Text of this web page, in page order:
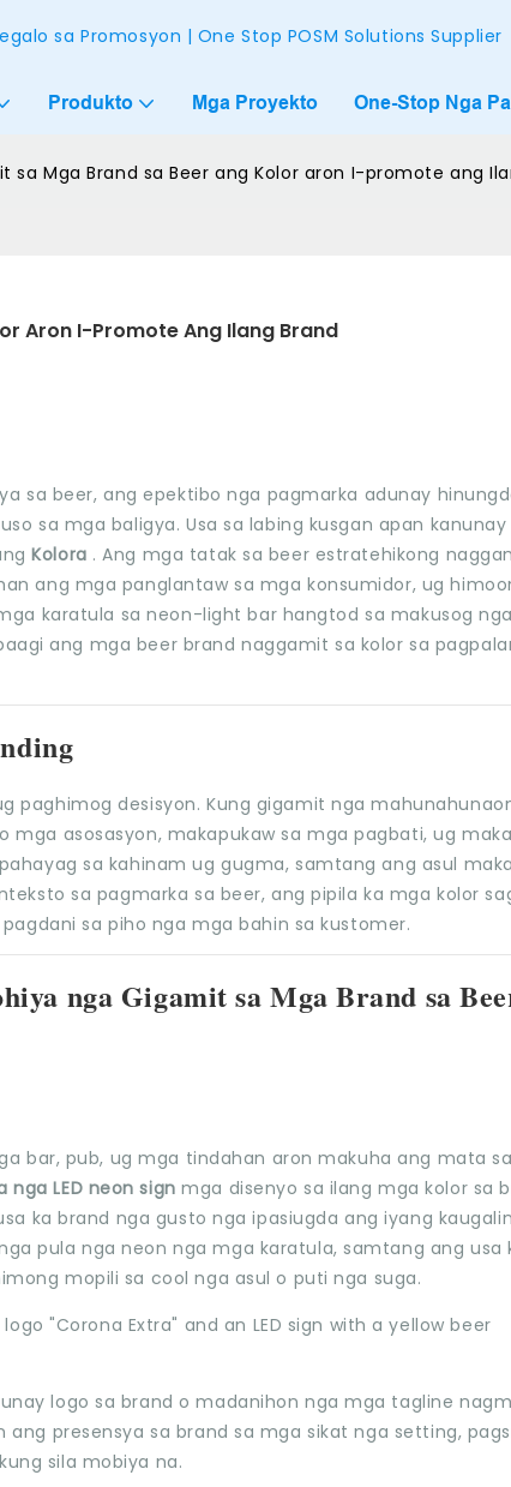
sa Promosyon | One Stop POSM Solutions Supplier
Produkto Mga Proyekto One-Stop Nga
sa Mga Brand sa Beer ang Kolor aron I-promote ang
Aron I-Promote Ang Ilang Brand
sa beer, ang epektibo nga pagmarka adunay
sa mga baligya. Usa sa labing kusgan apan kanunay
Kolora . Ang mga tatak sa beer estratehikong
ang mga panglantaw sa mga konsumidor, ug
karatula sa neon-light bar hangtod sa makusog
ang mga beer brand naggamit sa kolor sa
paghimog desisyon. Kung gigamit nga
asosasyon, makapukaw sa mga pagbati, ug
sa kahinam ug gugma, samtang ang asul
sa pagmarka sa beer, ang pipila ka mga kolor
sa piho nga mga bahin sa kustomer.
nga Gigamit sa Mga Brand sa
bar, pub, ug mga tindahan aron makuha ang mata
nga LED neon signmga disenyo sa ilang mga kolor sa
ka brand nga gusto nga ipasiugda ang iyang
pula nga neon nga mga karatula, samtang ang usa
mopili sa cool nga asul o puti nga suga.
logo sa brand o madanihon nga mga tagline
presensya sa brand sa mga sikat nga setting,
sila mobiya na.